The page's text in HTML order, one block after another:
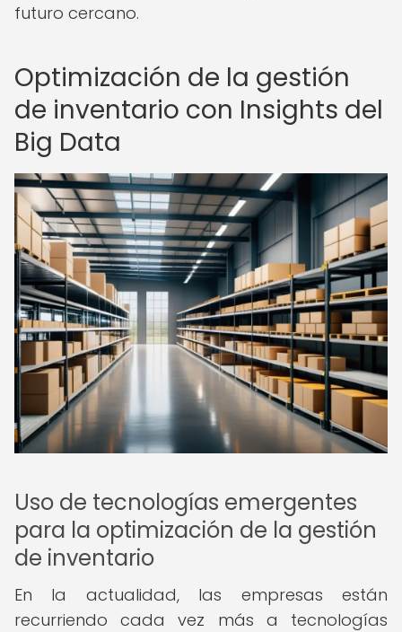
futuro cercano.
Optimización de la gestión
de inventario con Insights del
Big Data
Uso de tecnologías emergentes
para la optimización de la gestión
de inventario
En la actualidad, las empresas están
recurriendo cada vez más a tecnologías